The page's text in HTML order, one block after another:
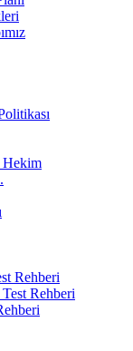
Hekim
Rehberi
Rehberi